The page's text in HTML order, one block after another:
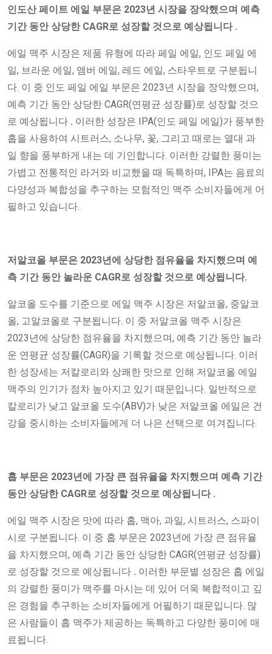
인도산 페이트 에일 부문은 2023년 시장을 장악했으며 예측
기간 동안 상당한 CAGR로 성장할 것으로 예상됩니다 .
에일 맥주 시장은 제품 유형에 따라 페일 에일, 인도 페일 에
일, 브라운 에일, 앰버 에일, 레드 에일, 스타우트로 구분됩니
다. 이 중 인도 페일 에일 부문은 2023년 시장을 장악했으며,
예측 기간 동안 상당한 CAGR(연평균 성장률)로 성장할 것으
로 예상됩니다 . 이러한 성장은 IPA(인도 페일 에일)가 풍부한
홉을 사용하여 시트러스, 소나무, 꽃, 그리고 때로는 열대 과
일 향을 풍부하게 내는 데 기인합니다. 이러한 강렬한 풍미는
가볍고 전통적인 라거와 비교했을 때 독특하며, IPA는 음료의
다양성과 복합성을 추구하는 모험적인 맥주 소비자들에게 어
필하고 있습니다.
저알코올 부문은 2023년에 상당한 점유율을 차지했으며 예
측 기간 동안 놀라운 CAGR로 성장할 것으로 예상됩니다.
알코올 도수를 기준으로 에일 맥주 시장은 저알코올, 중알코
올, 고알코올로 구분됩니다. 이 중 저알코올 맥주 시장은
2023년에 상당한 점유율을 차지했으며, 예측 기간 동안 놀라
운 연평균 성장률(CAGR)을 기록할 것으로 예상됩니다. 이러
한 성장세는 저칼로리와 상쾌한 맛으로 인해 저알코올 에일
맥주의 인기가 점차 높아지고 있기 때문입니다. 일반적으로
칼로리가 낮고 알코올 도수(ABV)가 낮은 저알코올 에일은 건
강을 중시하는 소비자들에게 더 나은 선택으로 여겨집니다.
홉 부문은 2023년에 가장 큰 점유율을 차지했으며 예측 기간
동안 상당한 CAGR로 성장할 것으로 예상됩니다 .
에일 맥주 시장은 맛에 따라 홉, 맥아, 과일, 시트러스, 스파이
시로 구분됩니다. 이 중 홉 부문은 2023년에 가장 큰 점유율
을 차지했으며, 예측 기간 동안 상당한 CAGR(연평균 성장률)
로 성장할 것으로 예상됩니다 . 이러한 부문별 성장은 홉 에일
의 강렬한 풍미가 맥주를 마시는 데 있어 더욱 복합적이고 깊
은 경험을 추구하는 소비자들에게 어필하기 때문입니다. 많
은 사람들이 홉 맥주가 제공하는 독특하고 다양한 풍미에 매
료됩니다.